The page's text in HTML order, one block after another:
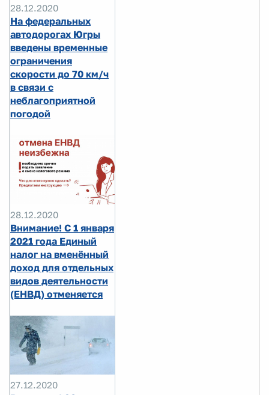
28.12.2020
На федеральных
автодорогах Югры
введены временные
ограничения
скорости до 70 км/ч
в связи с
неблагоприятной
погодой
28.12.2020
Внимание! С 1 января
2021 года Единый
налог на вменённый
доход для отдельных
видов деятельности
(ЕНВД) отменяется
27.12.2020